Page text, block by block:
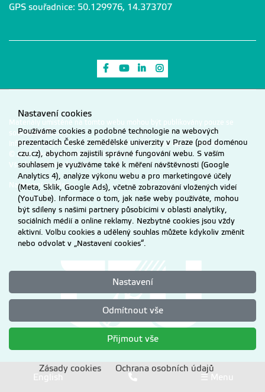
GPS souřadnice: 50.129976, 14.373707
Odkaz na Facebook
Odkaz na Youtube
Odkaz na LinkedIn
Materiály umístěné na tomto webu mohou být publikovány pouze se
souhlasem ČZU.
Informace o zpracování a ochraně osobních údajů na ČZU v Praze.
© 2026 Česká zemědělská univerzita v Praze
Všechna práva vyhrazena
Nastavení cookies
English ☰ Menu
Nastavení cookies
Používáme cookies a podobné technologie na webových
prezentacích České zemědělské univerzity v Praze (pod doménou
czu.cz), abychom zajistili správné fungování webu. S vaším
souhlasem je využíváme také k měření návštěvnosti (Google
Analytics 4), analýze výkonu webu a pro marketingové účely
(Meta, Sklik, Google Ads), včetně zobrazování vložených videí
(YouTube). Informace o tom, jak naše weby používáte, mohou
být sdíleny s našimi partnery působícími v oblasti analytiky,
sociálních médií a online reklamy. Nezbytné cookies jsou vždy
aktivní. Volbu cookies a udělený souhlas můžete kdykoliv změnit
nebo odvolat v „Nastavení cookies“.
Nastavení
Odmítnout vše
Přijmout vše
Zásady cookies Ochrana osobních údajů